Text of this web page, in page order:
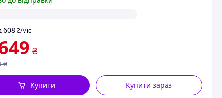
608 ₴/міс
₴
₴
Купити зараз
Купити